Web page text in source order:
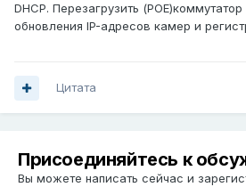
DHCP. Перезагрузить
обновления IP-адресов камер и
Цитата
Присоединяйтесь к
Вы можете написать сейчас и